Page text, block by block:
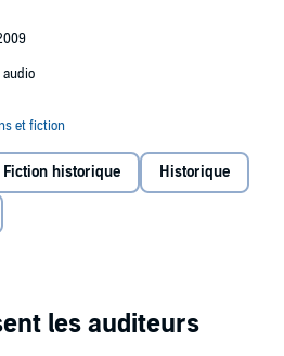
of these two characters are
The end of this long drama of
played out in the seaside town where
whispered family gossip and the
Binchy
Fiction historique Historique